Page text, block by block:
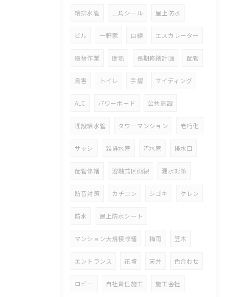
給排水管 三角シール 屋上防水
ビル 一軒家 白線 エスカレーター
取替作業 断熱 長期修繕計画 配管
鳥害 トイレ 手摺 サイディング
ALC パワーボード 公共施設
埋設給水管 タワーマンション 老朽化
サッシ 雑排水管 汚水管 排水口
配管修繕 溶融式区画線 漏水対策
防音対策 カチコン シゴキ ケレン
防水 屋上防水シート
マンション大規模修繕 梅雨 笠木
エントランス 花壇 天井 色合わせ
ロビー 自社責任施工 施工会社